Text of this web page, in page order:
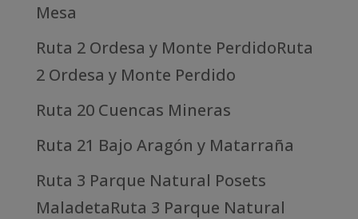
Mesa
Ruta 2 Ordesa y Monte PerdidoRuta
2 Ordesa y Monte Perdido
Ruta 20 Cuencas Mineras
Ruta 21 Bajo Aragón y Matarraña
Ruta 3 Parque Natural Posets
MaladetaRuta 3 Parque Natural